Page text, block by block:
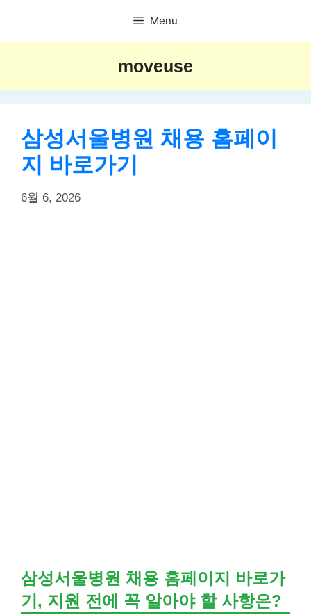
content
Menu
moveuse
삼성서울병원 채용 홈페이
지 바로가기
6월 6, 2026
삼성서울병원 채용 홈페이지 바로가
기, 지원 전에 꼭 알아야 할 사항은?